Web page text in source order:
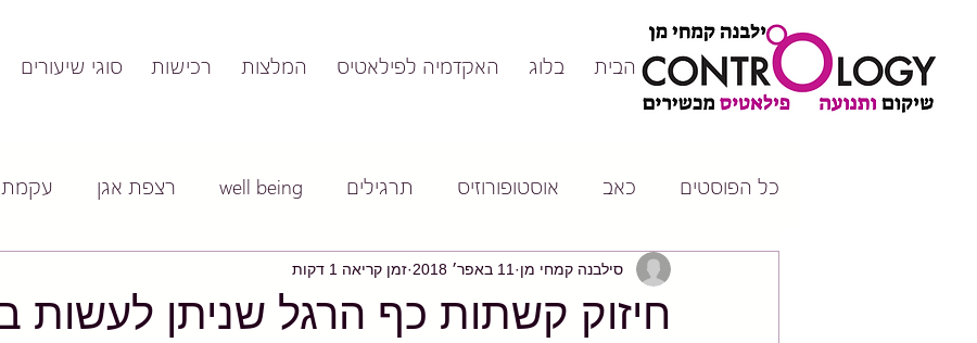
דף הבית בלוג האקדמיה לפילאטיס המלצות רכישות סוגי שיעורים
כל הפוסטים כאב אוסטופורוזיס תרגילים well being רצפת אגן עקמת
חיזוק קשתות כף הרגל שניתן לעשות
סילבנה קמחי מן 11 באפר׳ 2018 זמן קריאה 1 דקות